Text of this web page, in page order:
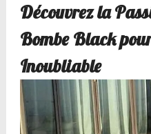
Découvrez la
Bombe Black
Inoubliable